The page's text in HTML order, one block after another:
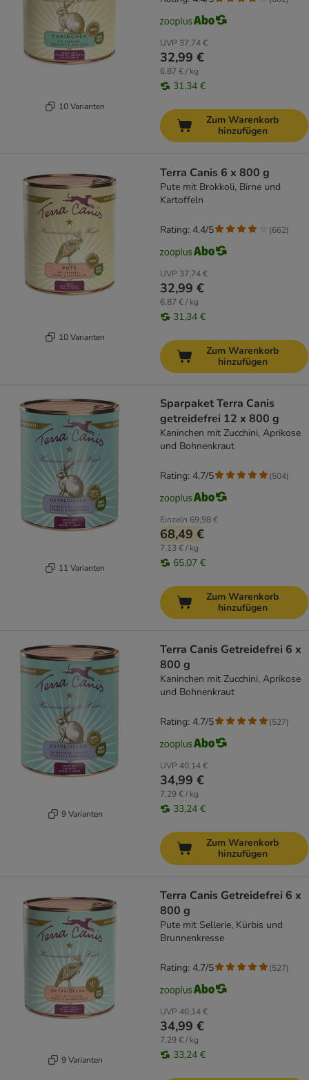
10 Varianten
UVP 37,74 €
32,99 €
6,87 € / kg
31,34 €
Zum Warenkorb
hinzufügen
10 Varianten
Terra Canis 6 x 800 g
Pute mit Brokkoli, Birne und
Kartoffeln
UVP 37,74 €
32,99 €
6,87 € / kg
31,34 €
Rating: 4.4/5 (662)
Zum Warenkorb
hinzufügen
11 Varianten
Sparpaket Terra Canis
getreidefrei 12 x 800 g
Kaninchen mit Zucchini, Aprikose
und Bohnenkraut
Einzeln 69,98 €
68,49 €
7,13 € / kg
65,07 €
Rating: 4.7/5 (504)
Zum Warenkorb
hinzufügen
9 Varianten
Terra Canis Getreidefrei 6 x
800 g
Kaninchen mit Zucchini, Aprikose
und Bohnenkraut
UVP 40,14 €
34,99 €
7,29 € / kg
33,24 €
Rating: 4.7/5 (527)
Zum Warenkorb
hinzufügen
9 Varianten
Terra Canis Getreidefrei 6 x
800 g
Pute mit Sellerie, Kürbis und
Brunnenkresse
UVP 40,14 €
34,99 €
7,29 € / kg
33,24 €
Rating: 4.7/5 (527)